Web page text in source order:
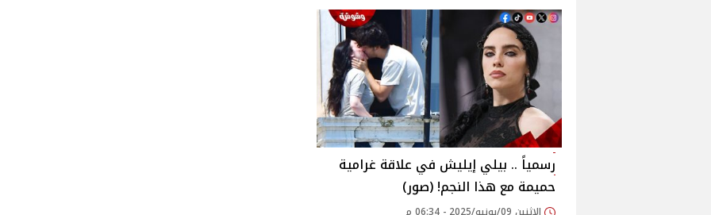
رسمياً .. بيلي إيليش في علاقة غرامية
حميمة مع هذا النجم! (صور)